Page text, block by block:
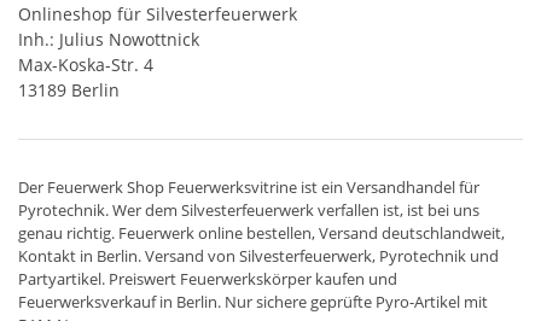
Onlineshop für Silvesterfeuerwerk
Inh.: Julius Nowottnick
Max-Koska-Str. 4
13189 Berlin
Der Feuerwerk Shop Feuerwerksvitrine ist ein Versandhandelfür
Pyrotechnik. Wer dem Silvesterfeuerwerk verfallen ist, ist bei uns
genau richtig. Feuerwerk online bestellen,Versand deutschlandweit,
Kontakt in Berlin. Versand von Silvesterfeuerwerk, Pyrotechnik und
Partyartikel. Preiswert Feuerwerkskörper kaufen und
Feuerwerksverkauf in Berlin. Nur sichere geprüfte Pyro-Artikel mit